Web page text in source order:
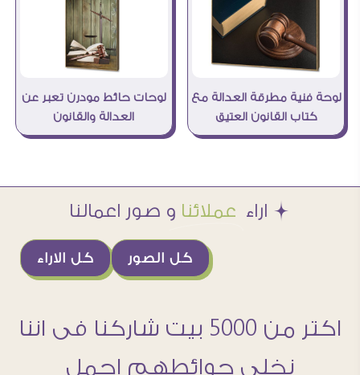
لوحة فنية مطرقة العدالة مع
كتاب القانون العتيق
لوحات حائط مودرن تعبر عن
العدالة والقانون
Æ اراء عملائنا و صور اعمالنا
كل الاراء كل الصور
اكتر من 5000 بيت شاركنا فى اننا
نخلى حوائطهم اجمل